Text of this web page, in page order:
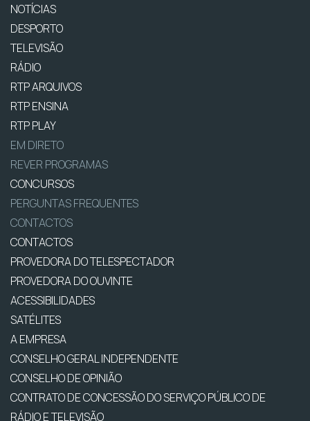
NOTÍCIAS
DESPORTO
TELEVISÃO
RÁDIO
RTP ARQUIVOS
RTP ENSINA
RTP PLAY
EM DIRETO
REVER PROGRAMAS
CONCURSOS
PERGUNTAS FREQUENTES
CONTACTOS
CONTACTOS
PROVEDORA DO TELESPECTADOR
PROVEDORA DO OUVINTE
ACESSIBILIDADES
SATÉLITES
A EMPRESA
CONSELHO GERAL INDEPENDENTE
CONSELHO DE OPINIÃO
CONTRATO DE CONCESSÃO DO SERVIÇO PÚBLICO DE
RÁDIO E TELEVISÃO